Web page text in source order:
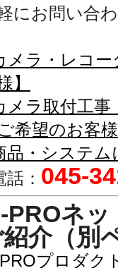
にお問い合
メラ・レコ
】
メラ取付工
希望のお客
品・システ
話： 045-
PROネ
紹介（別
プロダク